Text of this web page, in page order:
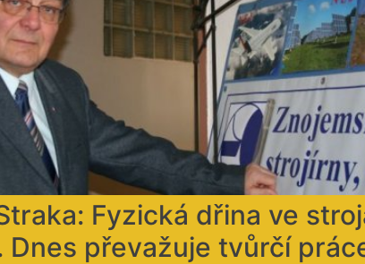
Fyzická dřina ve
Dnes převažuje tvůrčí